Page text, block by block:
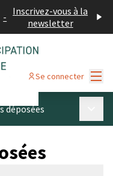
- Inscrivez-vous à la
newsletter
Se connecter
déposées